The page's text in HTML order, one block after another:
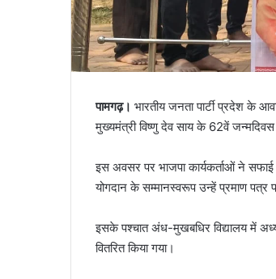
पामगढ़। भारतीय जनता पार्टी प्रदेश के
मुख्यमंत्री विष्णु देव साय के 62वें
इस अवसर पर भाजपा कार्यकर्ताओं ने
योगदान के सम्मानस्वरूप उन्हें प्रमाण पत्र
इसके पश्चात अंध-मुखबधिर विद्यालय में
वितरित किया गया।